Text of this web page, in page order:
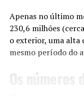
Secretaria de
(Sema-MT), em
cuidados e passou
Centro de
Apenas no último
230,6 milhões
o exterior, uma alta
mesmo período do
Os números